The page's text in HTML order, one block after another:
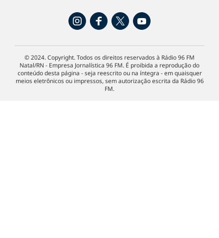
© 2024. Copyright. Todos os direitos reservados à Rádio 96 FM
Natal/RN - Empresa Jornalística 96 FM. É proibida a reprodução do
conteúdo desta página - seja reescrito ou na íntegra - em quaisquer
meios eletrônicos ou impressos, sem autorização escrita da Rádio 96
FM.